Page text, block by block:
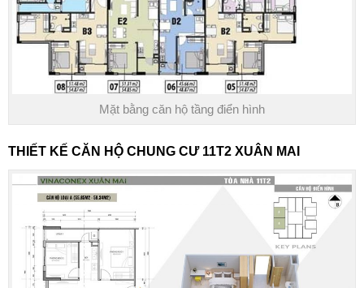
Mặt bằng căn hộ tầng điển hình
THIẾT KẾ CĂN HỘ CHUNG CƯ 11T2 XUÂN MAI